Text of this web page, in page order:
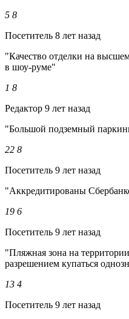
5 8
Посетитель 8 лет назад
"Качество отделки на
в шоу-руме"
1 8
Редактор 9 лет назад
"Большой подземный
22 8
Посетитель 9 лет назад
"Аккредитированы
19 6
Посетитель 9 лет назад
"Пляжная зона на
разрешением купаться
13 4
Посетитель 9 лет назад